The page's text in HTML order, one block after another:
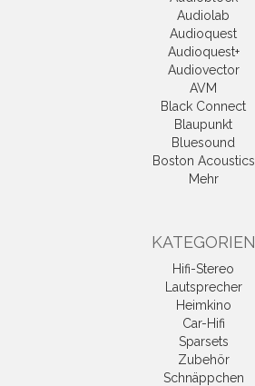
Audiolab
Audioquest
Audioquest+
Audiovector
AVM
Black Connect
Blaupunkt
Bluesound
Boston Acoustics
Mehr
KATEGORIEN
Hifi-Stereo
Lautsprecher
Heimkino
Car-Hifi
Sparsets
Zubehör
Schnäppchen